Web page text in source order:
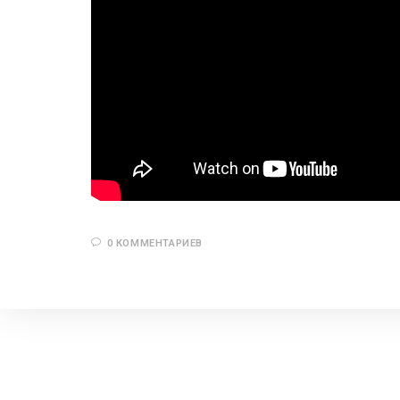
0 КОММЕНТАРИЕВ